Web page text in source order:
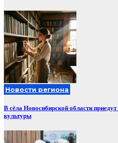
Новости региона
В сёла Новосибирской области
культуры